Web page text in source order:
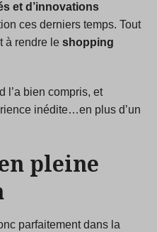
et d’innovations
ces derniers temps. Tout
à rendre le shopping
l’a bien compris, et
inédite…en plus d’un
pleine
parfaitement dans la